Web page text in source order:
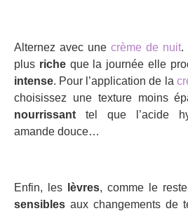
Alternez avec une crème de nuit.
plus richeque la journée elle
intense. Pour l’application de la
choisissez une texture moins
nourrissant tel que l’acide
amande douce…
Enfin, les lèvres, comme le
sensibles aux changements de